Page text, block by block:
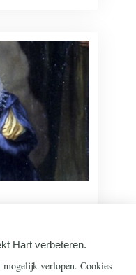
de heilige
werd